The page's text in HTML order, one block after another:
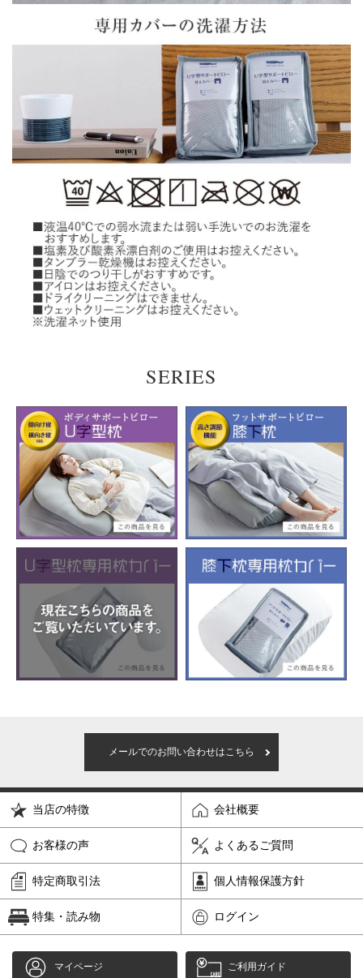
SERIES
メールでのお問い合わせはこちら
当店の特徴 会社概要
お客様の声 よくあるご質問
特定商取引法 個人情報保護方針
特集・読み物 ログイン
マイページ ご利用ガイド